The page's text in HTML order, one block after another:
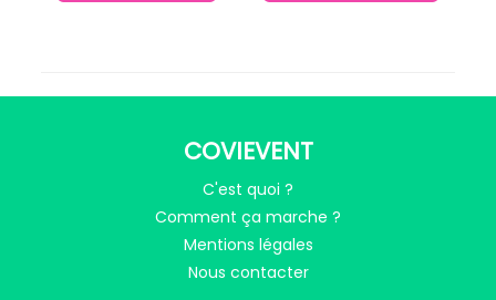
COVIEVENT
C'est quoi ?
Comment ça marche ?
Mentions légales
Nous contacter